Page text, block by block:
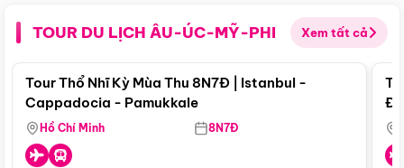
TOUR DU LỊCH ÂU-ÚC-MỸ-PHI Xem tất cả
Điểm nổi bật
Tour Thổ Nhĩ Kỳ Mùa Thu 8N7Đ | Istanbul -
Cappadocia - Pamukkale
Hồ Chí Minh 8N7Đ